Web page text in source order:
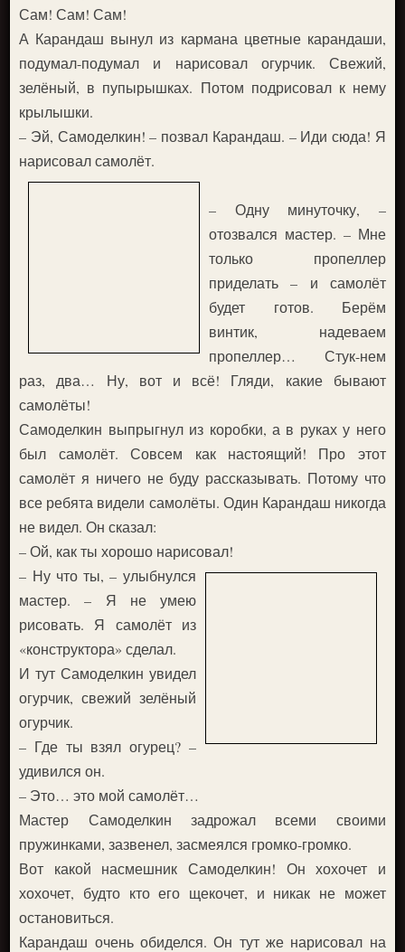
Сам! Сам! Сам!
А Карандаш вынул из кармана цветные карандаши,
подумал-подумал и нарисовал огурчик. Свежий,
зелёный, в пупырышках. Потом подрисовал к нему
крылышки.
– Эй, Самоделкин! – позвал Карандаш. – Иди сюда! Я
нарисовал самолёт.
– Одну минуточку, –
отозвался мастер. – Мне
только пропеллер
приделать – и самолёт
будет готов. Берём
винтик, надеваем
пропеллер… Стук-нем
раз, два… Ну, вот и всё! Гляди, какие бывают
самолёты!
Самоделкин выпрыгнул из коробки, а в руках у него
был самолёт. Совсем как настоящий! Про этот
самолёт я ничего не буду рассказывать. Потому что
все ребята видели самолёты. Один Карандаш никогда
не видел. Он сказал:
– Ой, как ты хорошо нарисовал!
– Ну что ты, – улыбнулся
мастер. – Я не умею
рисовать. Я самолёт из
«конструктора» сделал.
И тут Самоделкин увидел
огурчик, свежий зелёный
огурчик.
– Где ты взял огурец? –
удивился он.
– Это… это мой самолёт…
Мастер Самоделкин задрожал всеми своими
пружинками, зазвенел, засмеялся громко-громко.
Вот какой насмешник Самоделкин! Он хохочет и
хохочет, будто кто его щекочет, и никак не может
остановиться.
Карандаш очень обиделся. Он тут же нарисовал на